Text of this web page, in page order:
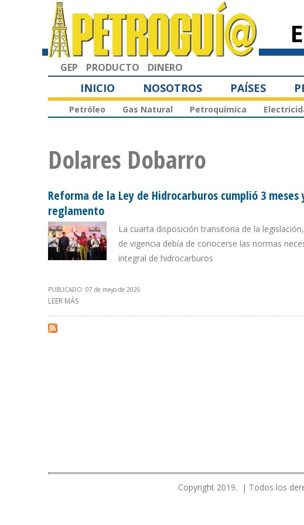
GEP PRODUCTO DINERO
INICIO NOSOTROS PAÍSES
Petróleo Gas Natural Petroquímica
Dolares Dobarro
Reforma de la Ley de Hidrocarburos cumplió 3
reglamento
La cuarta disposición transitoria de la
de vigencia debía de conocerse las normas
integral de hidrocarburos
PUBLICADO: 07 de mayo de 2026
LEER MÁS
Copyright 2019. | Todos los